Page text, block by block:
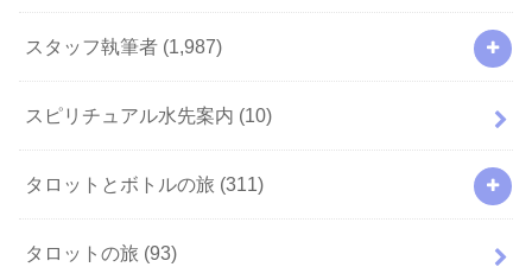
スタッフ執筆者 (1,987)
スピリチュアル水先案内 (10)
タロットとボトルの旅 (311)
タロットの旅 (93)